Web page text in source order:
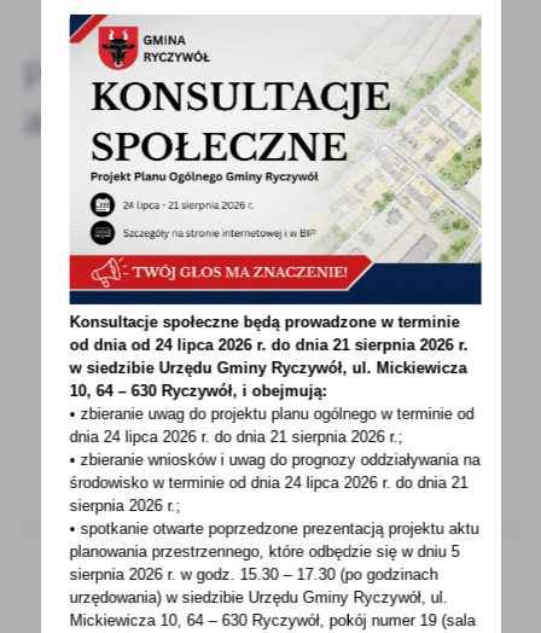
Pozostałe
aktualności
26 - 07 - 2021
Wielkopolska Izba Rolnicza ogłasza konkurs
PIES – MÓJ PRZYJACIEL
Wielkopolska Izba Rolniczaogłasza
konkursPIES - MÓJ PRZYJACIELPrześlij dwa
zdjęcia psa wraz ze zgłoszeniemna...
23 - 07 - 2021
Konsultacje społeczne będą prowadzone w terminie
od dnia od 24 lipca 2026 r. do dnia 21 sierpnia 2026 r.
w siedzibie Urzędu Gminy Ryczywół, ul. Mickiewicza
10, 64 – 630 Ryczywół, i obejmują:
• zbieranie uwag do projektu planu ogólnego w terminie od
dnia 24 lipca 2026 r. do dnia 21 sierpnia 2026 r.;
• zbieranie wniosków i uwag do prognozy oddziaływania na
środowisko w terminie od dnia 24 lipca 2026 r. do dnia 21
sierpnia 2026 r.;
• spotkanie otwarte poprzedzone prezentacją projektu aktu
planowania przestrzennego, które odbędzie się w dniu 5
sierpnia 2026 r.w godz. 15.30 – 17.30 (po godzinach
urzędowania) w siedzibie Urzędu Gminy Ryczywół, ul.
Mickiewicza 10, 64 – 630 Ryczywół, pokójnumer 19 (sala